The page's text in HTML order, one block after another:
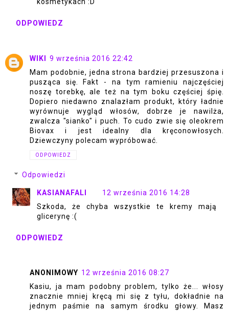
ODPOWIEDZ
WIKI 9 września 2016 22:42
Mam podobnie, jedna strona bardziej przesuszona i
pusząca się. Fakt - na tym ramieniu najczęściej
noszę torebkę, ale też na tym boku częściej śpię.
Dopiero niedawno znalazłam produkt, który ładnie
wyrównuje wygląd włosów, dobrze je nawilża,
zwalcza "sianko" i puch. To cudo zwie się oleokrem
Biovax i jest idealny dla kręconowłosych.
Dziewczyny polecam wypróbować.
ODPOWIEDZ
Odpowiedzi
KASIANAFALI
12 września 2016 14:28
Szkoda, że chyba wszystkie te kremy mają
glicerynę :(
ODPOWIEDZ
ANONIMOWY 12 września 2016 08:27
Kasiu, ja mam podobny problem, tylko że... włosy
znacznie mniej kręcą mi się z tyłu, dokładnie na
jednym paśmie na samym środku głowy. Masz